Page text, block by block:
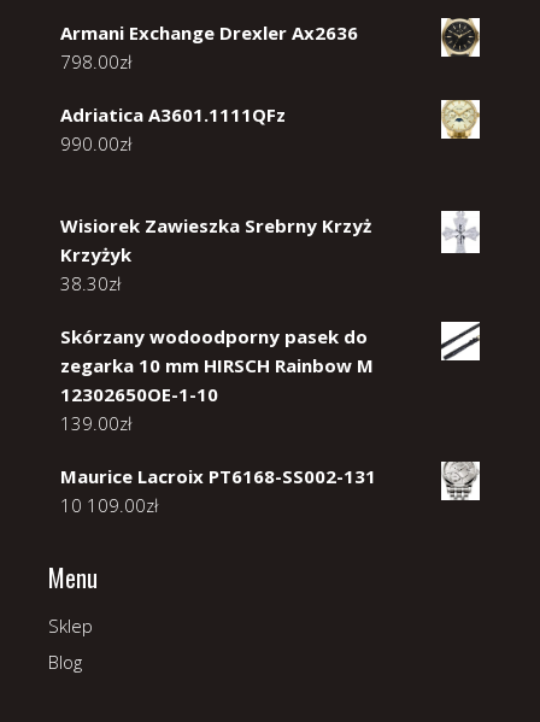
Armani Exchange Drexler Ax2636
798.00zł
Adriatica A3601.1111QFz
990.00zł
Wisiorek Zawieszka Srebrny Krzyż
Krzyżyk
38.30zł
Skórzany wodoodporny pasek do
zegarka 10 mm HIRSCH Rainbow M
12302650OE-1-10
139.00zł
Maurice Lacroix PT6168-SS002-131
10 109.00zł
Menu
Sklep
Blog